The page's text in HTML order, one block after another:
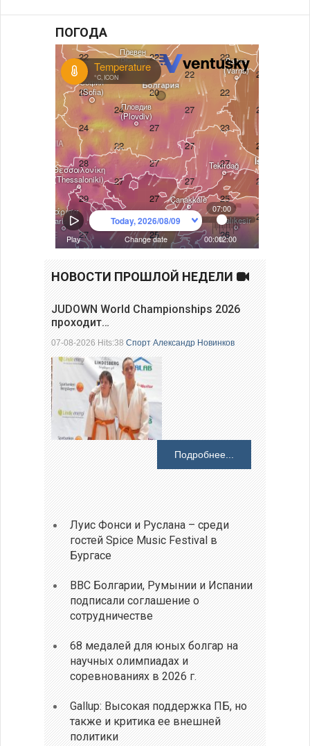
ПОГОДА
НОВОСТИ ПРОШЛОЙ НЕДЕЛИ
JUDOWN World Championships 2026
проходит…
07-08-2026 Hits:38Спорт Александр Новинков
Подробнее...
Луис Фонси и Руслана – среди
гостей Spice Music Festival в
Бургасе
ВВС Болгарии, Румынии и Испании
подписали соглашение о
сотрудничестве
68 медалей для юных болгар на
научных олимпиадах и
соревнованиях в 2026 г.
Gallup: Высокая поддержка ПБ, но
также и критика ее внешней
политики